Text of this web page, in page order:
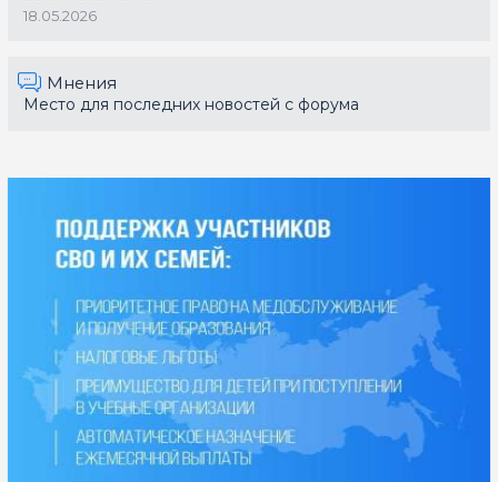
18.05.2026
Мнения
Место для последних новостей с форума